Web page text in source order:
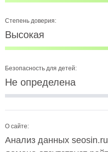
Степень доверия:
Высокая
Безопасность для детей:
Не определена
О сайте:
Анализ данных seosin.ru